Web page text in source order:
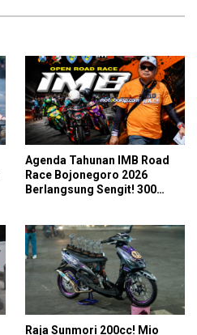
Agenda Tahunan IMB Road
Race Bojonegoro 2026
Berlangsung Sengit! 300
Raja Sunmori 200cc! Mio